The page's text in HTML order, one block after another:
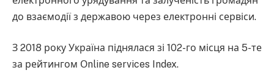
до взаємодії з державою через електронні сервіси.
З 2018 року Україна піднялася зі 102-го місця на 5-те
за рейтингом Оnline services Index.